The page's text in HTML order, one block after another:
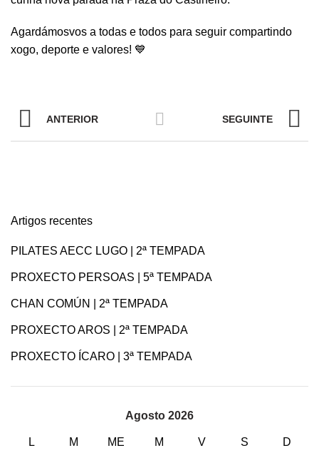
Agardámosvos a todas e todos para seguir compartindo
xogo, deporte e valores! 💙
ANTERIOR SEGUINTE
Artigos recentes
PILATES AECC LUGO | 2ª TEMPADA
PROXECTO PERSOAS | 5ª TEMPADA
CHAN COMÚN | 2ª TEMPADA
PROXECTO AROS | 2ª TEMPADA
PROXECTO ÍCARO | 3ª TEMPADA
Agosto 2026
L M ME M V S D